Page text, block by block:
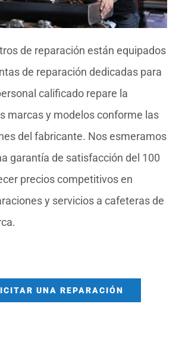
de reparación están equipados
de reparación dedicadas para
calificado repare la
marcas y modelos conforme las
del fabricante. Nos esmeramos
garantía de satisfacción del 100
precios competitivos en
y servicios a cafeteras de
UNA REPARACIÓN